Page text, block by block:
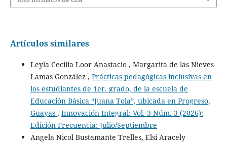
Artículos similares
Leyla Cecilia Loor Anastacio , Margarita de las Nieves
Lamas González , Prácticas pedagógicas inclusivas en
los estudiantes de 1er. grado, de la escuela de
Educación Básica “Juana Tola”, ubicada en Progreso,
Guayas , Innovación Integral: Vol. 3 Núm. 3 (2026):
Edición Frecuencia: Julio/Septiembre
Angela Nicol Bustamante Trelles, Elsi Aracely